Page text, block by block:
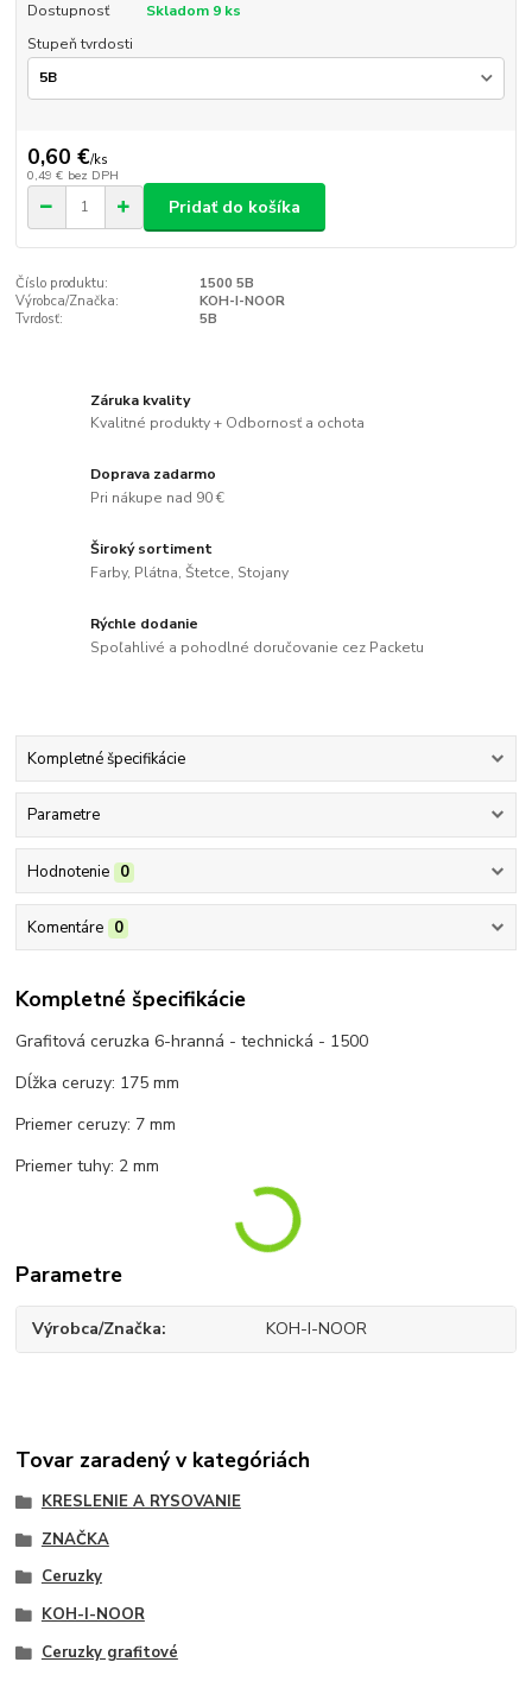
Dostupnosť
Skladom 9 ks
Stupeň tvrdosti
0,60 €/ks
0,49 € bez DPH
Pridať do košíka
Číslo produktu:
1500 5B
Výrobca/Značka:
KOH-I-NOOR
Tvrdosť:
5B
Záruka kvality
Kvalitné produkty + Odbornosť a ochota
Doprava zadarmo
Pri nákupe nad 90 €
Široký sortiment
Farby, Plátna, Štetce, Stojany
Rýchle dodanie
Spoľahlivé a pohodlné doručovanie cez Packetu
Kompletné špecifikácie
Parametre
Hodnotenie 0
Komentáre 0
Kompletné špecifikácie
Grafitová ceruzka 6-hranná - technická - 1500
Dĺžka ceruzy: 175 mm
Priemer ceruzy: 7 mm
Priemer tuhy: 2 mm
Parametre
Výrobca/Značka KOH-I-NOOR
Tovar zaradený v kategóriách
KRESLENIE A RYSOVANIE
ZNAČKA
Ceruzky
KOH-I-NOOR
Ceruzky grafitové